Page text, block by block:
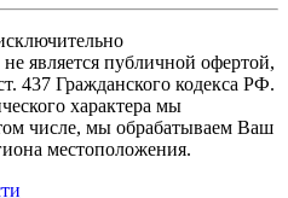
является публичной офертой,
437 Гражданского кодекса РФ.
характера мы
числе, мы обрабатываем Ваш
местоположения.